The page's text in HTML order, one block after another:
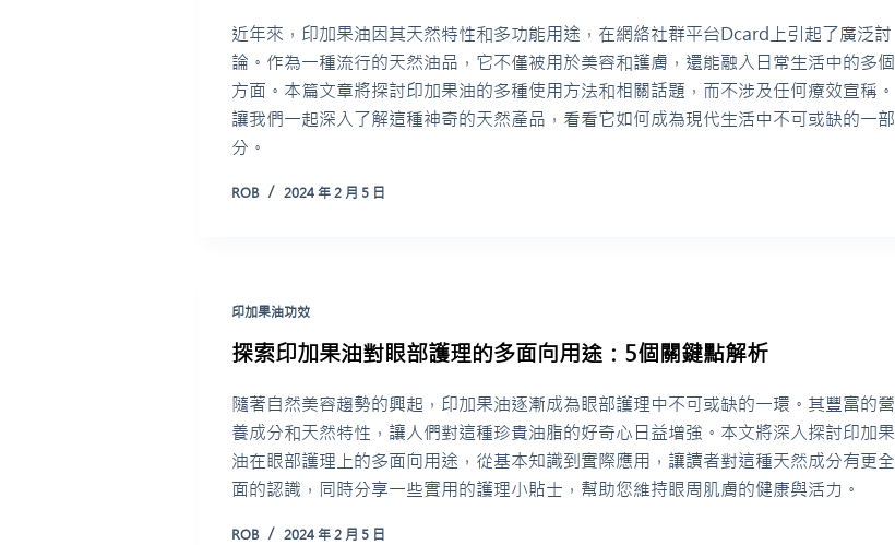
近年來，印加果油因其天然特性和多功能用途，在網絡社群平台Dcard上引起了廣泛討
論。作為一種流行的天然油品，它不僅被用於美容和護膚，還能融入日常生活中的多個
方面。本篇文章將探討印加果油的多種使用方法和相關話題，而不涉及任何療效宣稱。
讓我們一起深入了解這種神奇的天然產品，看看它如何成為現代生活中不可或缺的一部
分。
ROB 2024 年 2 月 5 日
印加果油功效
探索印加果油對眼部護理的多面向用途：5個關鍵點解析
隨著自然美容趨勢的興起，印加果油逐漸成為眼部護理中不可或缺的一環。其豐富的營
養成分和天然特性，讓人們對這種珍貴油脂的好奇心日益增強。本文將深入探討印加果
油在眼部護理上的多面向用途，從基本知識到實際應用，讓讀者對這種天然成分有更全
面的認識，同時分享一些實用的護理小貼士，幫助您維持眼周肌膚的健康與活力。
ROB 2024 年 2 月 5 日